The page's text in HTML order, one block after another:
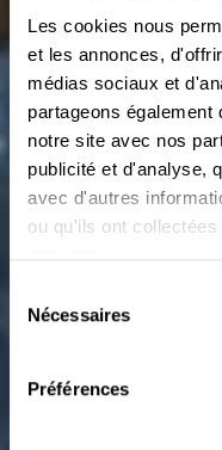
Les cookies nous
et les annonces,
médias sociaux et
partageons
notre site avec nos
publicité et d'analyse,
avec d'autres
ou qu'ils ont
services.
Nécessaires
Préférences